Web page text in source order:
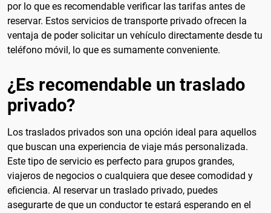
por lo que es recomendable verificar las tarifas antes de
reservar. Estos servicios de transporte privado ofrecen la
ventaja de poder solicitar un vehículo directamente desde tu
teléfono móvil, lo que es sumamente conveniente.
¿Es recomendable un traslado
privado?
Los traslados privados son una opción ideal para aquellos
que buscan una experiencia de viaje más personalizada.
Este tipo de servicio es perfecto para grupos grandes,
viajeros de negocios o cualquiera que desee comodidad y
eficiencia. Al reservar un traslado privado, puedes
asegurarte de que un conductor te estará esperando en el